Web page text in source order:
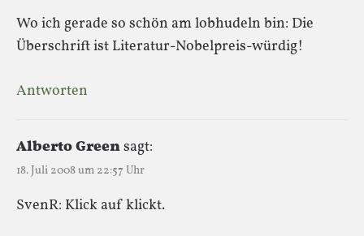
Wo ich gerade so schön am lobhudeln bin: Die
Überschrift ist Literatur-Nobelpreis-würdig!
Antworten
Alberto Greensagt:
18. Juli 2008 um 22:57 Uhr
SvenR: Klick auf klickt.